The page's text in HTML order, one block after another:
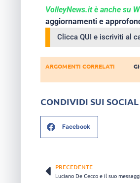
VolleyNews.it è anche su
aggiornamenti e
Clicca QUI e iscriviti al
ARGOMENTI CORRELATI
CONDIVIDI SUI SOCIAL
Facebook
PRECEDENTE
Luciano De Cecco e il suo